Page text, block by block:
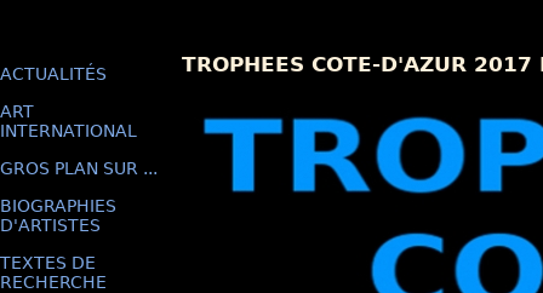
ACTUALITÉS
ART
INTERNATIONAL
GROS PLAN SUR ...
BIOGRAPHIES
D'ARTISTES
TEXTES DE
RECHERCHE
TROPHEES COTE-D'AZUR 2017